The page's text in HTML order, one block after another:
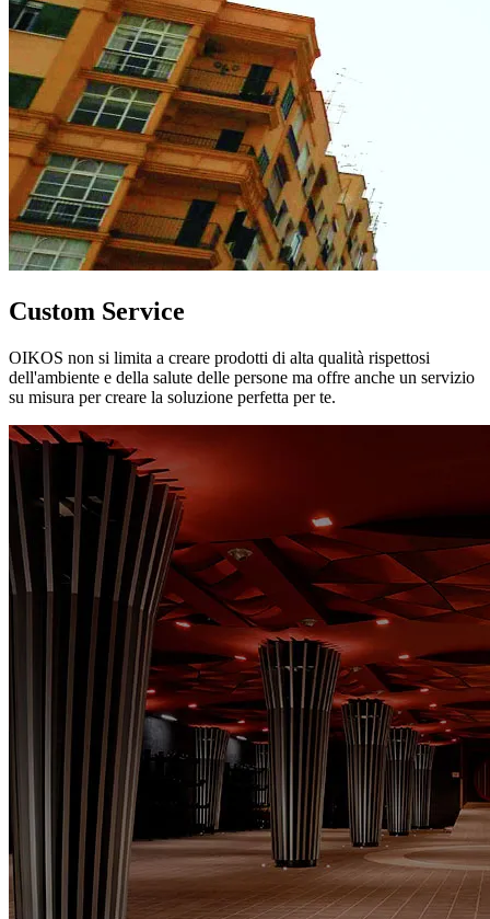
Custom Service
OIKOS non si limita a creare prodotti di alta qualità rispettosi
dell'ambiente e della salute delle persone ma offre anche un servizio
su misura per creare la soluzione perfetta per te.